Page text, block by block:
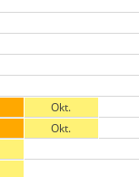
Okt.
Okt.